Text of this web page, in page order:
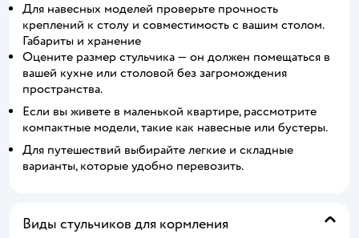
Для навесных моделей проверьте прочность
креплений к столу и совместимость с вашим столом.
Габариты и хранение
Оцените размер стульчика — он должен помещаться в
вашей кухне или столовой без загромождения
пространства.
Если вы живете в маленькой квартире, рассмотрите
компактные модели, такие как навесные или бустеры.
Для путешествий выбирайте легкие и складные
варианты, которые удобно перевозить.
Виды стульчиков для кормления